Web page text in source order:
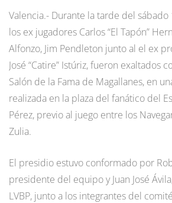
Valencia.- Durante la tarde del
los ex jugadores Carlos “El Tapón”
Alfonzo, Jim Pendleton junto al el ex
José “Catire” Istúriz, fueron exaltados
Salón de la Fama de Magallanes, en
realizada en la plaza del fanático del
Pérez, previo al juego entre los
Zulia.
El presidio estuvo conformado por
presidente del equipo y Juan José
LVBP, junto a los integrantes del